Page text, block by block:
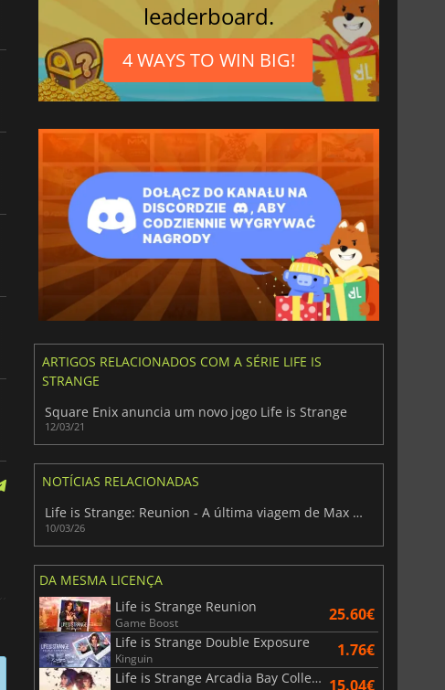
leaderboard.
4 WAYS TO WIN BIG!
ARTIGOS RELACIONADOS COM A SÉRIE LIFE IS
STRANGE
Square Enix anuncia um novo jogo Life is Strange
12/03/21
NOTÍCIAS RELACIONADAS
Life is Strange: Reunion - A última viagem de Max e Chloe
10/03/26
DA MESMA LICENÇA
Life is Strange Reunion
Game Boost 25.60€
Life is Strange Double Exposure
Kinguin 1.76€
Life is Strange Arcadia Bay Collection 15.04€